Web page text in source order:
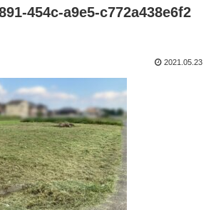
454c-a9e5-c772a438e6f2
2021.05.23